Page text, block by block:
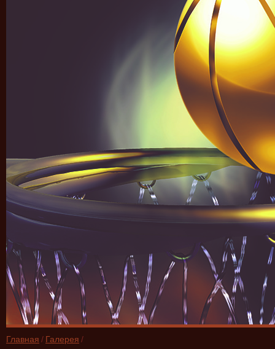
Главная / Галерея /